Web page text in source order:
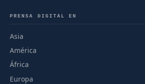
PRENSA DIGITAL EN
Asia
América
África
Europa